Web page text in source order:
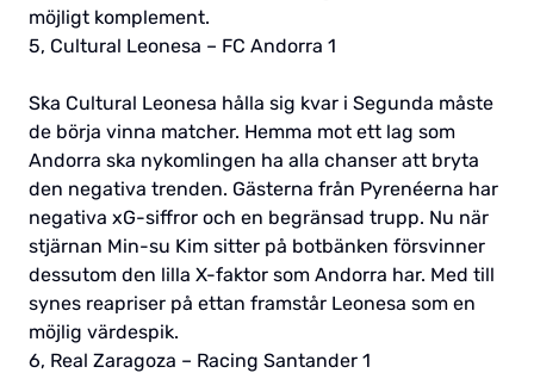
möjligt komplement.
5, Cultural Leonesa – FC Andorra 1
Ska Cultural Leonesa hålla sig kvar i Segunda måste
de börja vinna matcher. Hemma mot ett lag som
Andorra ska nykomlingen ha alla chanser att bryta
den negativa trenden. Gästerna från Pyrenéerna har
negativa xG-siffror och en begränsad trupp. Nu när
stjärnan Min-su Kim sitter på botbänken försvinner
dessutom den lilla X-faktor som Andorra har. Med till
synes reapriser på ettan framstår Leonesa som en
möjlig värdespik.
6, Real Zaragoza – Racing Santander 1